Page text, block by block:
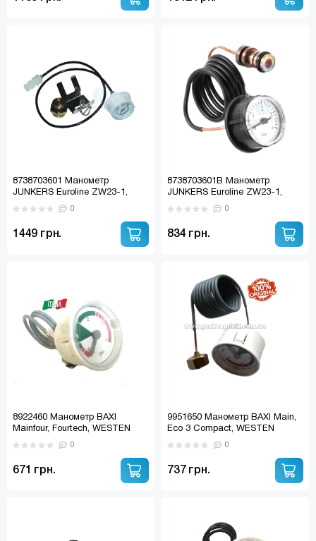
8738703601 Манометр
JUNKERS Euroline ZW23-1,
Ceraclass / BOSCH GAZ
3000W / BUDERUS
(8707208009, 8707208019)
0
1449 грн.
8738703601В Манометр
JUNKERS Euroline ZW23-1,
Ceraclass / BOSCH GAZ
3000W / BUDERUS
(8707208009, 8707208019)
аналог
0
834 грн.
8922460 Манометр BAXI
Mainfour, Fourtech, WESTEN
Pulsar D, Quasar D
0
671 грн.
9951650 Манометр BAXI Main,
Eco 3 Compact, WESTEN
Pulsar, Quasar, ROCA Neobit
0
737 грн.